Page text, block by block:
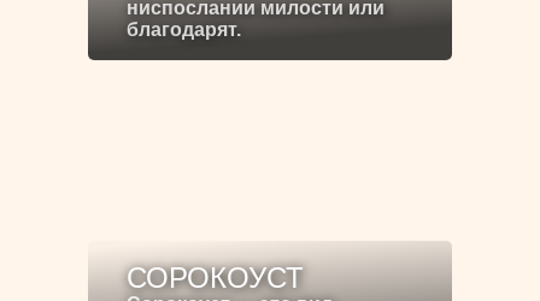
ниспослании милости или
благодарят.
СОРОКОУСТ